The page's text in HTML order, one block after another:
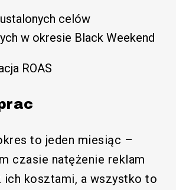
celów
w okresie Black Weekend
ROAS
to jeden miesiąc –
czasie natężenie reklam
ich kosztami, a wszystko to